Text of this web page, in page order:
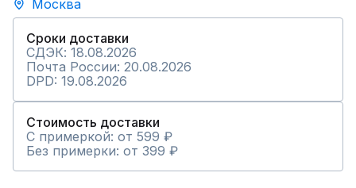
Москва
Сроки доставки
СДЭК: 18.08.2026
Почта России: 20.08.2026
DPD: 19.08.2026
Стоимость доставки
С примеркой: от 599 ₽
Без примерки: от 399 ₽